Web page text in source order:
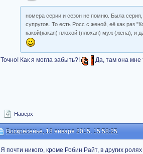
номера серии и сезон не помню. Была
супругов. То есть Росс с женой, её как раз
какой(какая) плохой (плохая) муж (жена), и
Точно! Как я могла забыть?! Да, там она мне
Наверх
Воскресенье, 18 января 2015, 15:58:25
Я почти никого, кроме Робин Райт, в других